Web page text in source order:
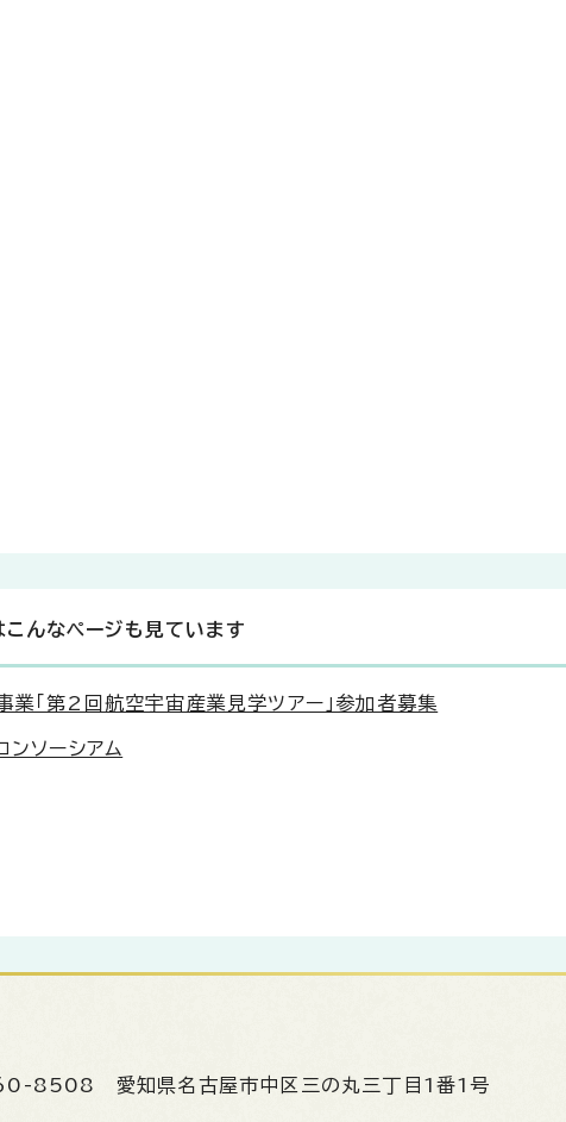
んなページも見ています
「第2回航空宇宙産業見学ツアー」参加者募集
ンソーシアム
8508 愛知県名古屋市中区三の丸三丁目1番1号